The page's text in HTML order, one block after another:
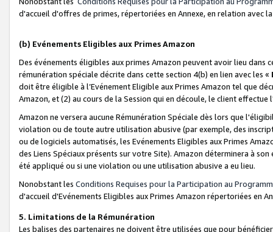
d'accueil d'offres de primes, répertoriées en Annexe, en relation avec
(b) Evénements Eligibles aux Primes Amazon
Des événements éligibles aux primes Amazon peuvent avoir lieu dans
rémunération spéciale décrite dans cette section 4(b) en lien avec les «
doit être éligible à l’Evénement Eligible aux Primes Amazon tel que
Amazon, et (2) au cours de la Session qui en découle, le client
Amazon ne versera aucune Rémunération Spéciale dès lors que
violation ou de toute autre utilisation abusive (par exemple, des
ou de logiciels automatisés, les Evénements Eligibles aux Primes
des Liens Spéciaux présents sur votre Site). Amazon déterminera à
été appliqué ou si une violation ou une utilisation abusive a eu lieu.
Nonobstant les Conditions Requises pour la Participation au
d'accueil d'Evénements Eligibles aux Primes Amazon répertoriées en
5. Limitations de la Rémunération
Les balises des partenaires ne doivent être utilisées que pour